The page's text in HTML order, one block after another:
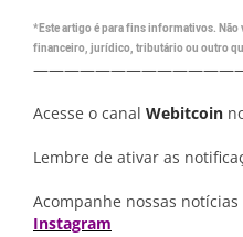
*Este artigo é para fins informativos.
financeiro, jurídico, tributário ou outro
Acesse o canal Webitcoin
Lembre de ativar as
Acompanhe nossas
Instagram